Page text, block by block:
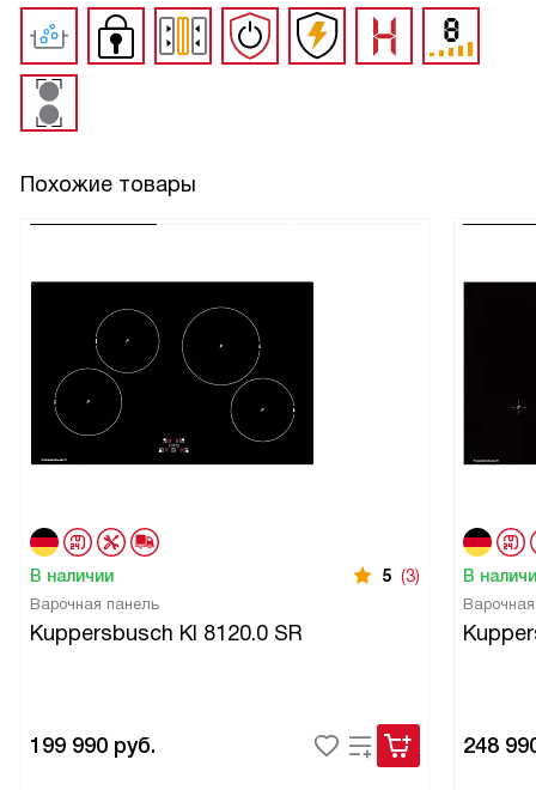
Похожие товары
В наличии 5 (3)
Варочная панель
Kuppersbusch KI 8120.0 SR
199 990 руб.
В
248